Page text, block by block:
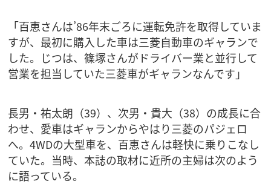
「百恵さんは’86年末ごろに運転免許を取得していま
すが、最初に購入した車は三菱自動車のギャランで
した。じつは、篠塚さんがドライバー業と並行して
営業を担当していた三菱車がギャランなんです」
長男・祐太朗（39）、次男・貴大（38）の成長に合
わせ、愛車はギャランからやはり三菱のパジェロ
へ。4WDの大型車を、百恵さんは軽快に乗りこなし
ていた。当時、本誌の取材に近所の主婦は次のよう
に語っている。